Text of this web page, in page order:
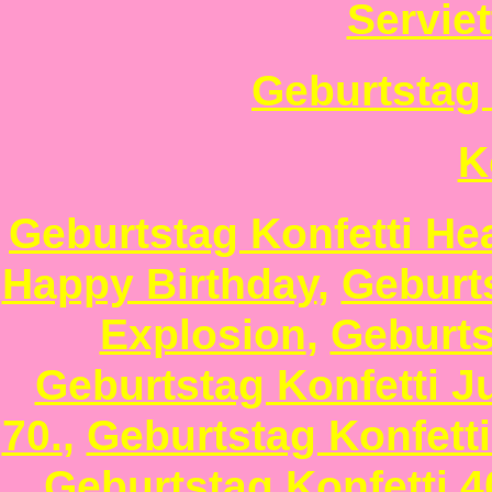
Geburtstag Konfetti
Happy Birthday,
Explosion,
Geburtstag Konfetti
70., Geburtstag